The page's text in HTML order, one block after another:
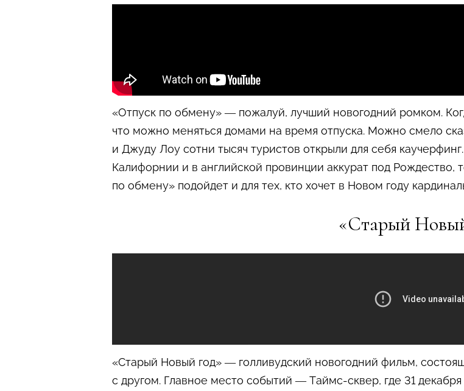
«Отпуск по обмену» — пожалуй, лучший новогодний ромком.
что можно меняться домами на время отпуска. Можно смело
и Джуду Лоу сотни тысяч туристов открыли для себя
Калифорнии и в английской провинции аккурат под
по обмену» подойдет и для тех, кто хочет в Новом году
«Старый
«Старый Новый год» — голливудский новогодний фильм,
с другом. Главное место событий — Таймс-сквер, где 31